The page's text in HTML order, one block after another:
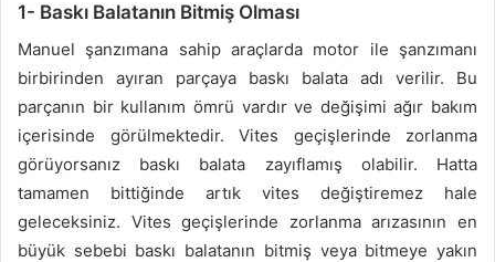
1- Baskı Balatanın Bitmiş Olması
Manuel şanzımana sahip araçlarda motor ile şanzımanı
birbirinden ayıran parçaya baskı balata adı verilir. Bu
parçanın bir kullanım ömrü vardır ve değişimi ağır bakım
içerisinde görülmektedir. Vites geçişlerinde zorlanma
görüyorsanız baskı balata zayıflamış olabilir. Hatta
tamamen bittiğinde artık vites değiştiremez hale
geleceksiniz. Vites geçişlerinde zorlanma arızasının en
büyük sebebi baskı balatanın bitmiş veya bitmeye yakın